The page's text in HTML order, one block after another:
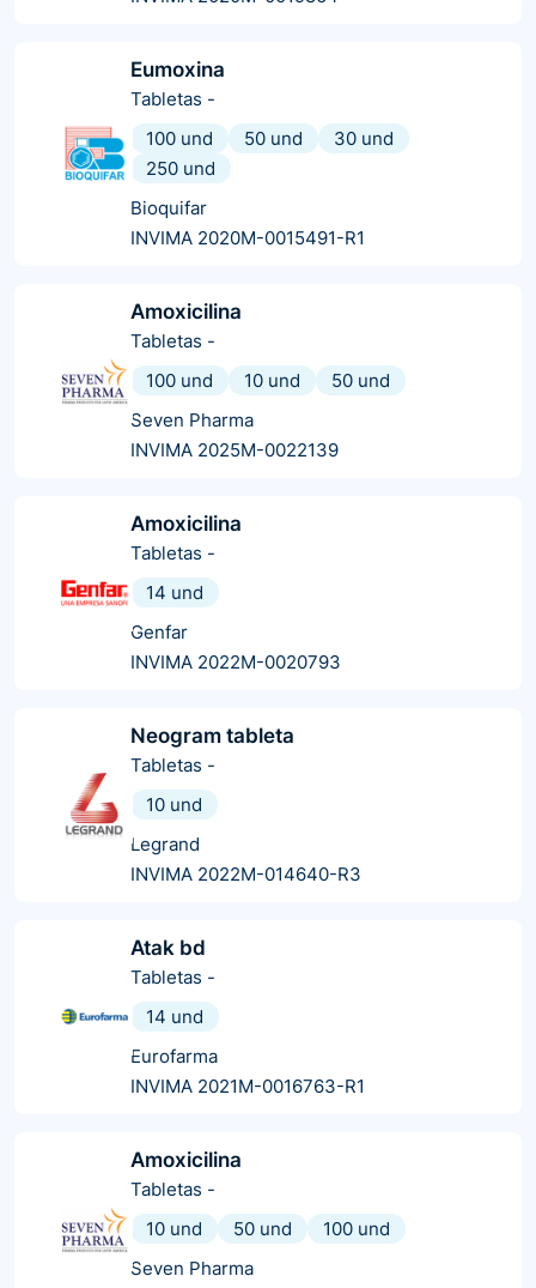
Eumoxina
Tabletas -
100 und
50 und
30 und
250 und
Bioquifar
INVIMA 2020M-0015491-R1
Amoxicilina
Tabletas -
100 und
10 und
50 und
Seven Pharma
INVIMA 2025M-0022139
Amoxicilina
Tabletas -
14 und
Genfar
INVIMA 2022M-0020793
Neogram tableta
Tabletas -
10 und
Legrand
INVIMA 2022M-014640-R3
Atak bd
Tabletas -
14 und
Eurofarma
INVIMA 2021M-0016763-R1
Amoxicilina
Tabletas -
10 und
50 und
100 und
Seven Pharma